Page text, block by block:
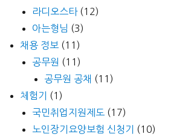
라디오스타(12)
아는형님 (3)
채용 정보 (11)
공무원 (11)
공무원 공채 (11)
체험기
(1)
국민취업지원제도 (17)
노인장기요양보험 신청기
(10)